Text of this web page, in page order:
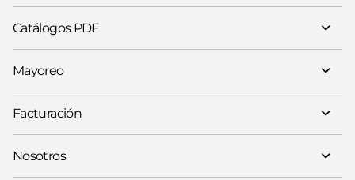
Catálogos PDF
Mayoreo
Facturación
Nosotros